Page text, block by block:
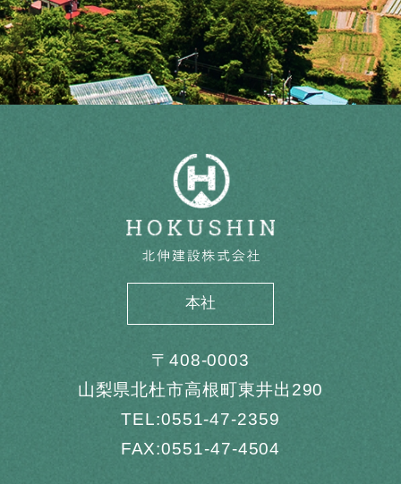
本社
〒408-0003
山梨県北杜市高根町東井出290
TEL:0551-47-2359
FAX:0551-47-4504